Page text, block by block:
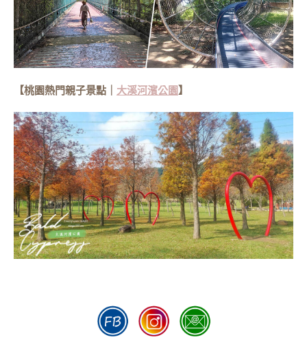
【桃園熱門親子景點｜ 大溪河濱公園】